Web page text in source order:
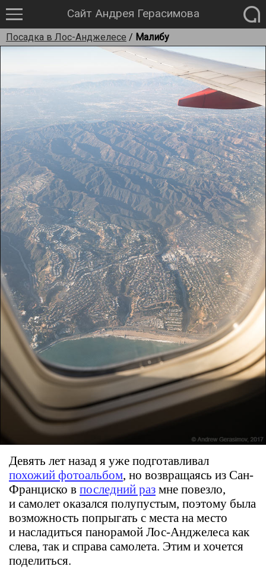
Сайт Андрея Герасимова
Посадка в Лос-Анджелесе / Малибу
Девять лет назад я уже подготавливал
похожий фотоальбом, но возвращаясь из Сан-
Франциско в последний раз мне повезло,
и самолет оказался полупустым, поэтому была
возможность попрыгать с места на место
и насладиться панорамой Лос-Анджелеса как
слева, так и справа самолета. Этим и хочется
поделиться.